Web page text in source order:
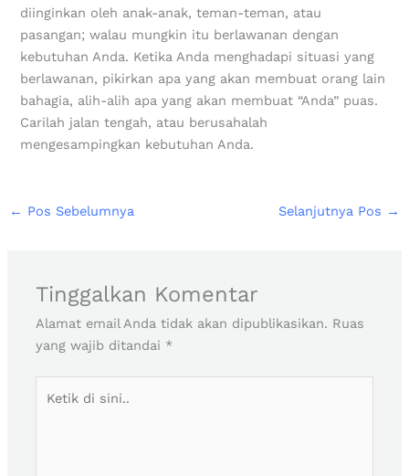
diinginkan oleh anak-anak, teman-teman, atau
pasangan; walau mungkin itu berlawanan dengan
kebutuhan Anda. Ketika Anda menghadapi situasi yang
berlawanan, pikirkan apa yang akan membuat orang lain
bahagia, alih-alih apa yang akan membuat “Anda” puas.
Carilah jalan tengah, atau berusahalah
mengesampingkan kebutuhan Anda.
← Pos Sebelumnya Selanjutnya Pos →
Tinggalkan Komentar
Alamat email Anda tidak akan dipublikasikan. Ruas
yang wajib ditandai *